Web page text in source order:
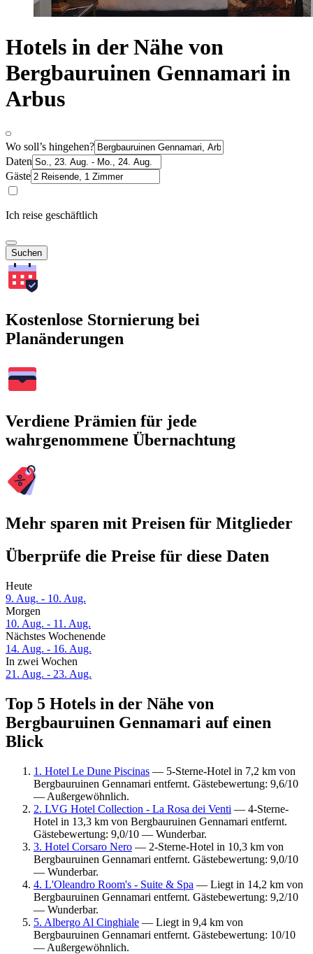
Hotels in der Nähe von
Bergbauruinen Gennamari in
Arbus
Wo soll’s hingehen?
Daten
Gäste
Ich reise geschäftlich
Suchen
Kostenlose Stornierung bei
Planänderungen
Verdiene Prämien für jede
wahrgenommene Übernachtung
Mehr sparen mit Preisen für Mitglieder
Überprüfe die Preise für diese Daten
Heute
9. Aug. - 10. Aug.
Morgen
10. Aug. - 11. Aug.
Nächstes Wochenende
14. Aug. - 16. Aug.
In zwei Wochen
21. Aug. - 23. Aug.
Top 5 Hotels in der Nähe von
Bergbauruinen Gennamari auf einen
Blick
1. Hotel Le Dune Piscinas — 5-Sterne-Hotel in 7,2 km von
Bergbauruinen Gennamari entfernt. Gästebewertung: 9,6/10
— Außergewöhnlich.
2. LVG Hotel Collection - La Rosa dei Venti — 4-Sterne-
Hotel in 13,3 km von Bergbauruinen Gennamari entfernt.
Gästebewertung: 9,0/10 — Wunderbar.
3. Hotel Corsaro Nero — 2-Sterne-Hotel in 10,3 km von
Bergbauruinen Gennamari entfernt. Gästebewertung: 9,0/10
— Wunderbar.
4. L'Oleandro Room's - Suite & Spa — Liegt in 14,2 km von
Bergbauruinen Gennamari entfernt. Gästebewertung: 9,2/10
— Wunderbar.
5. Albergo Al Cinghiale — Liegt in 9,4 km von
Bergbauruinen Gennamari entfernt. Gästebewertung: 10/10
— Außergewöhnlich.